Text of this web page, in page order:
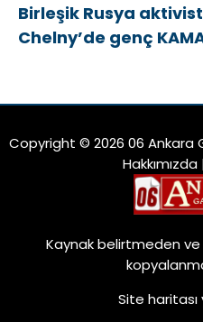
Birleşik Rusya
Chelny’de genç
Copyright © 2026 06 Ankara
Hakkımızda
Kaynak belirtmeden
Site haritası